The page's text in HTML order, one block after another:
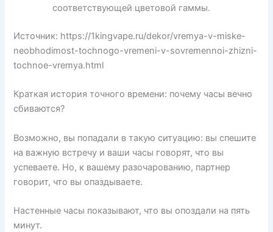
соответствующей цветовой гаммы.
Источник: https://1kingvape.ru/dekor/vremya-v-miske-
neobhodimost-tochnogo-vremeni-v-sovremennoi-zhizni-
tochnoe-vremya.html
Краткая история точного времени: почему часы вечно
сбиваются?
Возможно, вы попадали в такую ситуацию: вы спешите
на важную встречу и ваши часы говорят, что вы
успеваете. Но, к вашему разочарованию, партнер
говорит, что вы опаздываете.
Настенные часы показывают, что вы опоздали на пять
минут.